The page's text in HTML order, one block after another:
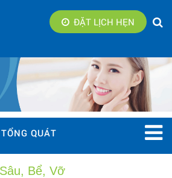
ĐẶT LỊCH HẸN
QUÁT
Bể, Vỡ